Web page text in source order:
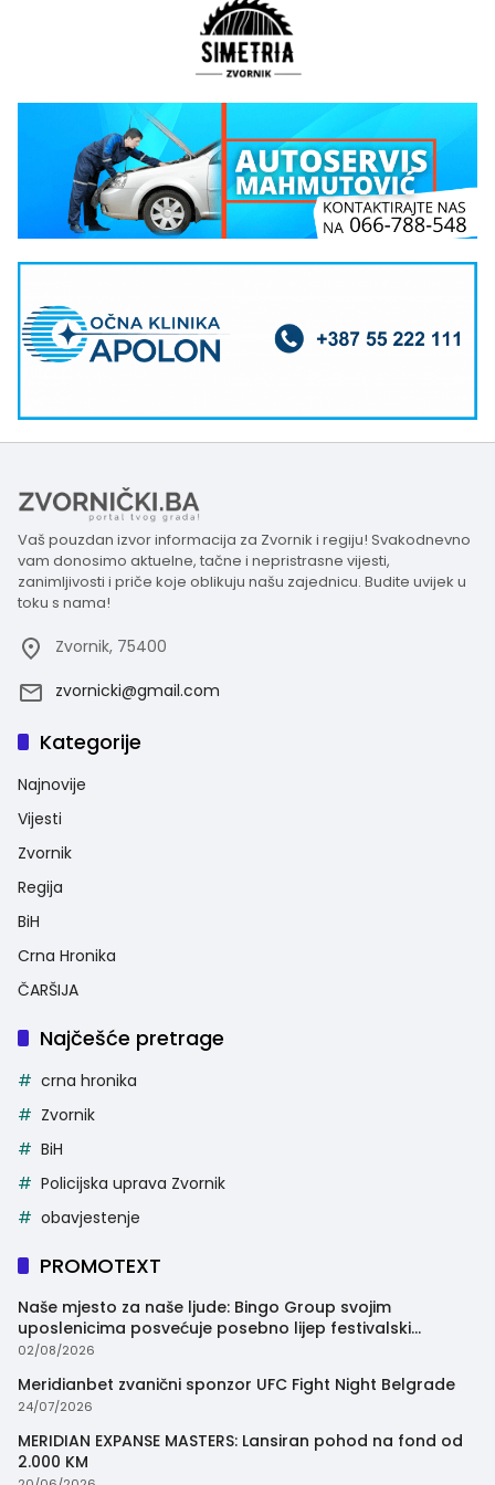
Vaš pouzdan izvor informacija za Zvornik i regiju! Svakodnevno
vam donosimo aktuelne, tačne i nepristrasne vijesti,
zanimljivosti i priče koje oblikuju našu zajednicu. Budite uvijek u
toku s nama!
Zvornik, 75400
zvornicki@gmail.com
Kategorije
Najnovije
Vijesti
Zvornik
Regija
BiH
Crna Hronika
ČARŠIJA
Najčešće pretrage
crna hronika
Zvornik
BiH
Policijska uprava Zvornik
obavjestenje
PROMOTEXT
Naše mjesto za naše ljude: Bingo Group svojim
uposlenicima posvećuje posebno lijep festivalski
trenutak
02/08/2026
Meridianbet zvanični sponzor UFC Fight Night Belgrade
24/07/2026
MERIDIAN EXPANSE MASTERS: Lansiran pohod na fond od
2.000 KM